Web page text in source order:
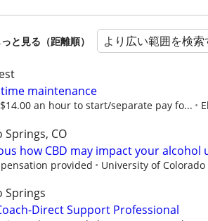
と見る（距離順） より広い範囲を検索
maintenance
$14.00 an hour to start/separate pay fo...
Springs, CO
how CBD may impact your alcohol
provided University of
Springs
Direct Support Professional